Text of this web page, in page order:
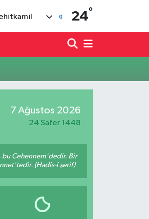
24°
7 Ağustos 2026
24 Safer 1448
bu Cehennem'dedir. Bir
(Hadis-i şerif)